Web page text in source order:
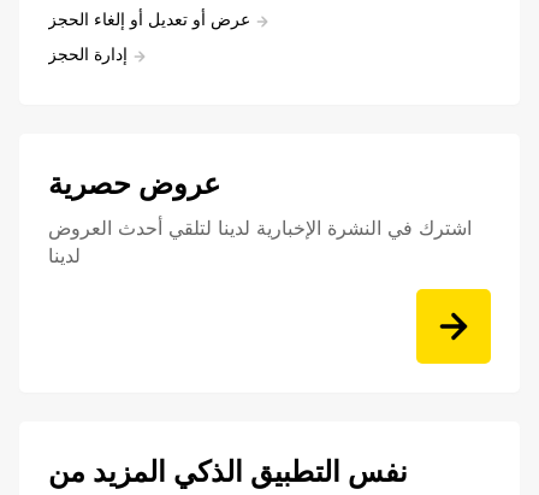
عرض أو تعديل أو إلغاء الحجز
إدارة الحجز
عروض حصرية
اشترك في النشرة الإخبارية لدينا لتلقي أحدث العروض
لدينا
نفس التطبيق الذكي المزيد من